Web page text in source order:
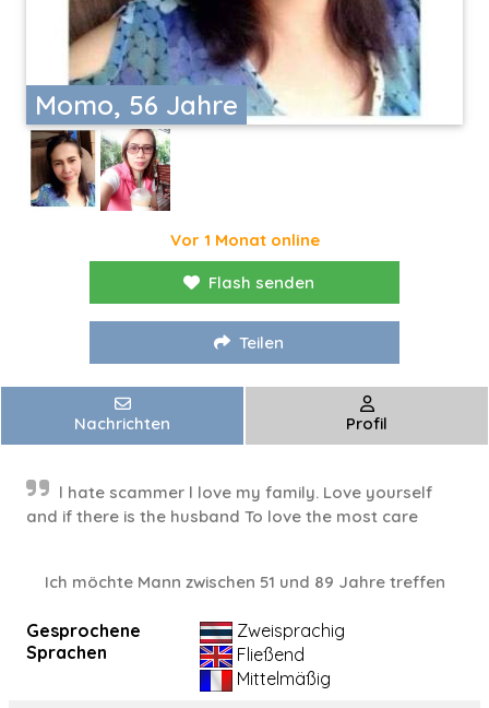
Momo, 56 Jahre
Vor 1 Monat online
Flash senden
Teilen
Nachrichten Profil
l hate scammer l love my family. Love yourself
and if there is the husband To love the most care
Ich möchte Mann zwischen 51 und 89 Jahre treffen
Gesprochene
Sprachen
Zweisprachig
Fließend
Mittelmäßig